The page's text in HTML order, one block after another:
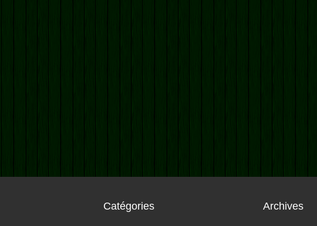
Catégories Archives